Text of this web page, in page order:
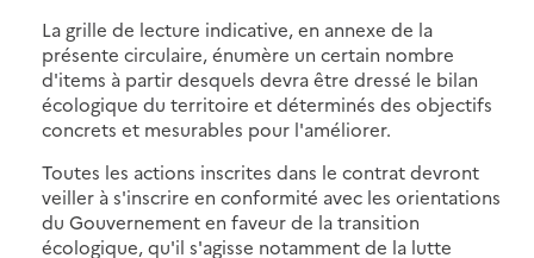
La grille de lecture indicative, en annexe de la
présente circulaire, énumère un certain nombre
d'items à partir desquels devra être dressé le bilan
écologique du territoire et déterminés des objectifs
concrets et mesurables pour l'améliorer.
Toutes les actions inscrites dans le contrat devront
veiller à s'inscrire en conformité avec les orientations
du Gouvernement en faveur de la transition
écologique, qu'il s'agisse notamment de la lutte